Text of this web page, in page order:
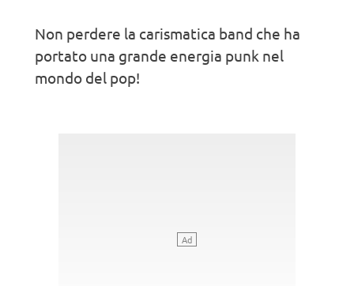
Non perdere la carismatica band che ha
portato una grande energia punk nel
mondo del pop!